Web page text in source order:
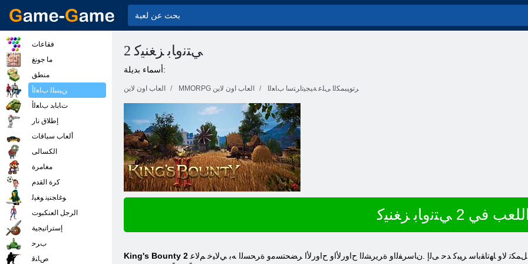
2 ﻲﺘﻧﻭﺎﺑ ﺰﻐﻨﻴﻛ
أسماء بديلة:
العاب اون لاين MMORPG العاب اون لاين ﺮﺗﻮﻴﺒﻤﻜﻟﺍ ﻰﻠﻋ ﺔﻴﺠﻴﺗﺍﺮﺘﺳﺍ ﺏﺎﻌﻟﺍ
في 2 ﻲﺘﻧﻭﺎﺑ ﺰﻐﻨﻴﻛ
King's Bounty 2
فقاعات
ما جونغ
منطق
ﻦﻴﻨﺒﻠﻟ ﺏﺎﻌﻟﺃ
ﺕﺎﺑﺎﺑﺩ ﺏﺎﻌﻟﺃ
إطلاق نار
ألعاب سباقات
الكسالى
مغامرة
كرة القدم
ﻮﻏﺎﺠﻨﻴﻧ ﻮﻐﻴﻟ
الرجل العنكبوت
إستراتيجية
ﺏﺮﺣ
ﺹﺎﻨﻗ